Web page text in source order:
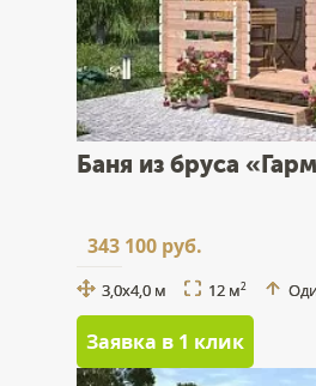
Баня из бруса
343 100 руб.
3,0x4,0 м 12 м2
Заявка в 1 клик